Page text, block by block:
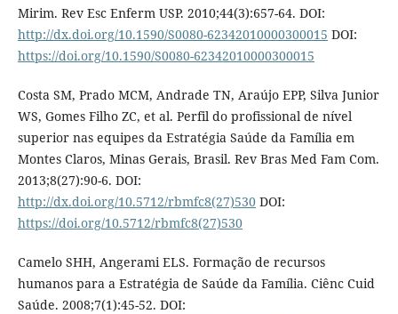
Mirim. Rev Esc Enferm USP. 2010;44(3):657-64. DOI:
http://dx.doi.org/10.1590/S0080-62342010000300015 DOI:
https://doi.org/10.1590/S0080-62342010000300015
Costa SM, Prado MCM, Andrade TN, Araújo EPP, Silva Junior
WS, Gomes Filho ZC, et al. Perfil do profissional de nível
superior nas equipes da Estratégia Saúde da Família em
Montes Claros, Minas Gerais, Brasil. Rev Bras Med Fam Com.
2013;8(27):90-6. DOI:
http://dx.doi.org/10.5712/rbmfc8(27)530DOI:
https://doi.org/10.5712/rbmfc8(27)530
Camelo SHH, Angerami ELS. Formação de recursos
humanos para a Estratégia de Saúde da Família. Ciênc Cuid
Saúde. 2008;7(1):45-52. DOI: